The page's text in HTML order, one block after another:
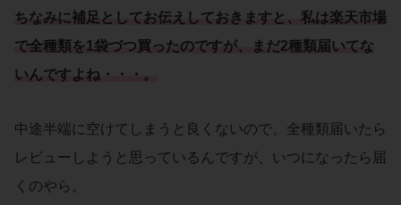
ちなみに補足としてお伝えしておきますと、私は楽天市場
で全種類を1袋づつ買ったのですが、まだ2種類届いてな
いんですよね・・・。
中途半端に空けてしまうと良くないので、全種類届いたら
レビューしようと思っているんですが、いつになったら届
くのやら。